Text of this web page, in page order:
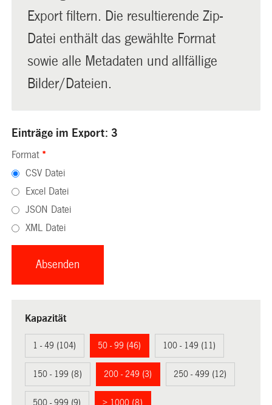
Export filtern. Die resultierende Zip-
Datei enthält das gewählte Format
sowie alle Metadaten und allfällige
Bilder/Dateien.
Einträge im Export: 3
Format *
CSV Datei
Excel Datei
JSON Datei
XML Datei
Kapazität
1 - 49 (104) 50 - 99 (46) 100 - 149 (11)
150 - 199 (8) 200 - 249 (3) 250 - 499 (12)
500 - 999 (9) > 1000 (8)